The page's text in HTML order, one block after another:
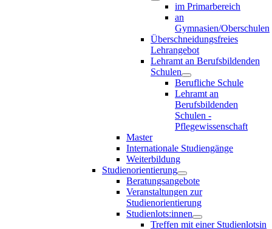
im Primarbereich
an
Gymnasien/Oberschulen
Überschneidungsfreies
Lehrangebot
Lehramt an Berufsbildenden
Schulen
Berufliche Schule
Lehramt an
Berufsbildenden
Schulen -
Pflegewissenschaft
Master
Internationale Studiengänge
Weiterbildung
Studienorientierung
Beratungsangebote
Veranstaltungen zur
Studienorientierung
Studienlots:innen
Treffen mit einer Studienlotsin